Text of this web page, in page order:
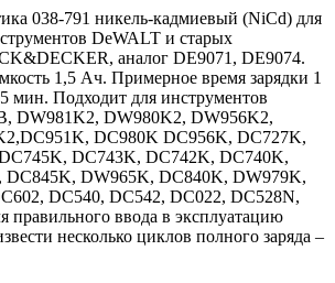
038-791 никель-кадмиевый (NiCd) для
DeWALT и старых
аналог DE9071, DE9074.
1,5 Ач. Примерное время зарядки 1
мин. Подходит для инструментов
DW981K2, DW980K2, DW956K2,
DC980K DC956K, DC727K,
DC743K, DC742K, DC740K,
DW965K, DC840K, DW979K,
DC540, DC542, DC022, DC528N,
правильного ввода в эксплуатацию
несколько циклов полного заряда –